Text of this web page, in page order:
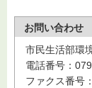
お問い合わせ
市民生活部環
電話番号：
ファクス番号